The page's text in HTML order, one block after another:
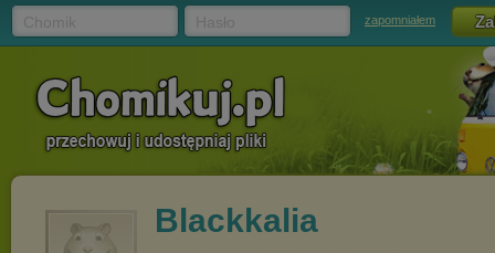
zapomniałem
Blackkalia